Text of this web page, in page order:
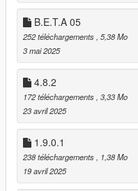
B.E.T.A 05
252 téléchargements, 5,38 Mo
3 mai 2025
4.8.2
172 téléchargements, 3,33 Mo
23 avril 2025
1.9.0.1
238 téléchargements, 1,38 Mo
19 avril 2025